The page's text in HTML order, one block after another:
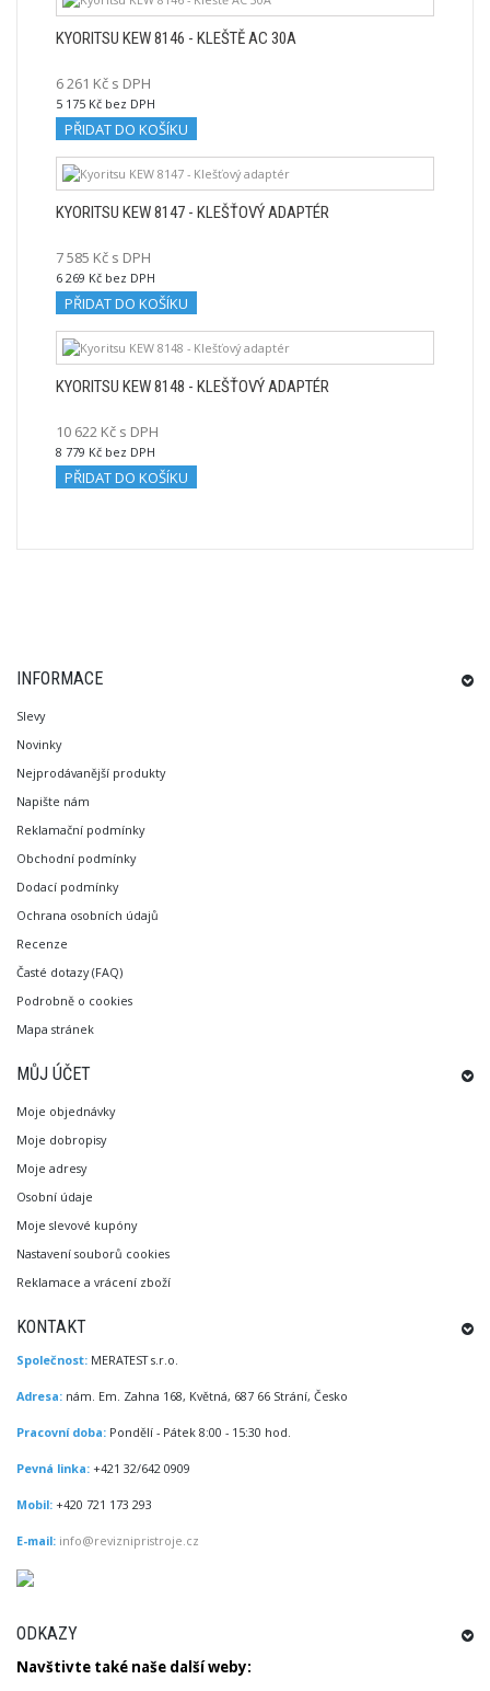
KYORITSU KEW 8146 - KLEŠTĚ AC 30A
6 261 Kč s DPH
5 175 Kč bez DPH
PŘIDAT DO KOŠÍKU
KYORITSU KEW 8147 - KLEŠŤOVÝ ADAPTÉR
7 585 Kč s DPH
6 269 Kč bez DPH
PŘIDAT DO KOŠÍKU
KYORITSU KEW 8148 - KLEŠŤOVÝ ADAPTÉR
10 622 Kč s DPH
8 779 Kč bez DPH
PŘIDAT DO KOŠÍKU
INFORMACE
Slevy
Novinky
Nejprodávanější produkty
Napište nám
Reklamační podmínky
Obchodní podmínky
Dodací podmínky
Ochrana osobních údajů
Recenze
Časté dotazy (FAQ)
Podrobně o cookies
Mapa stránek
MŮJ ÚČET
Moje objednávky
Moje dobropisy
Moje adresy
Osobní údaje
Moje slevové kupóny
Nastavení souborů cookies
Reklamace a vrácení zboží
KONTAKT
Společnost: MERATEST s.r.o.
Adresa: nám. Em. Zahna 168, Květná, 687 66 Strání, Česko
Pracovní doba: Pondělí - Pátek 8:00 - 15:30 hod.
Pevná linka: +421 32/642 0909
Mobil: +420 721 173 293
E-mail: info@reviznipristroje.cz
ODKAZY
Navštivte také naše dalšíweby: